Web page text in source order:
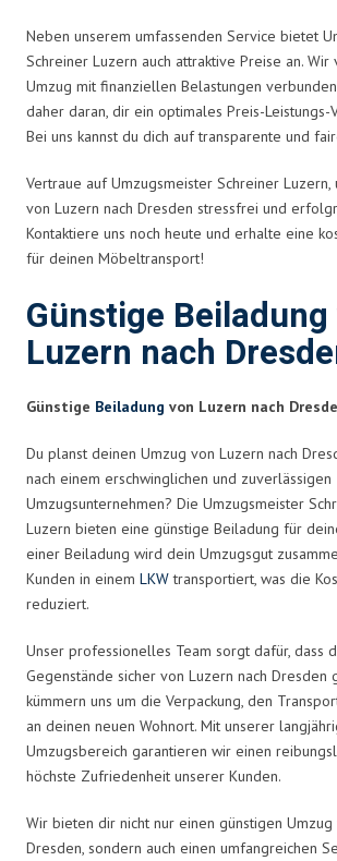
Neben unserem umfassenden Service bietet
Schreiner Luzern auch attraktive Preise an. Wir
Umzug mit finanziellen Belastungen
daher daran, dir ein optimales Preis-Leistungs-
Bei uns kannst du dich auf transparente und
Vertraue auf Umzugsmeister Schreiner Luzern,
von Luzern nach Dresden stressfrei und
Kontaktiere uns noch heute und erhalte eine
für deinen Möbeltransport!
Günstige Beiladung
Luzern nach
Günstige Beiladung von Luzern nach
Du planst deinen Umzug von Luzern nach
nach einem erschwinglichen und zuverlässigen
Umzugsunternehmen? Die Umzugsmeister
Luzern bieten eine günstige Beiladung für
einer Beiladung wird dein Umzugsgut
Kunden in einem LKWtransportiert, was die
reduziert.
Unser professionelles Team sorgt dafür, dass
Gegenstände sicher von Luzern nach Dresden
kümmern uns um die Verpackung, den
an deinen neuen Wohnort. Mit unserer
Umzugsbereich garantieren wir einen
höchste Zufriedenheit unserer Kunden.
Wir bieten dir nicht nur einen günstigen Umzug
Dresden, sondern auch einen umfangreichen